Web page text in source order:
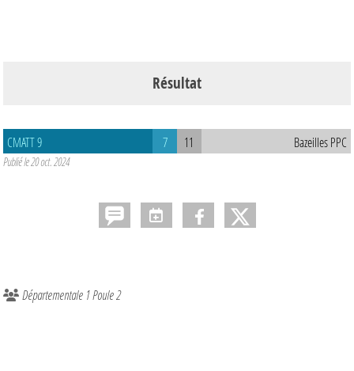
Résultat
CMATT 9 7 11 Bazeilles PPC
Publié le20 oct. 2024
Départementale 1 Poule 2